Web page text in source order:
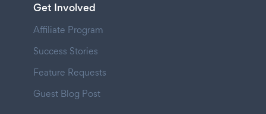
Get Involved
Affiliate Program
Success Stories
Feature Requests
Guest Blog Post